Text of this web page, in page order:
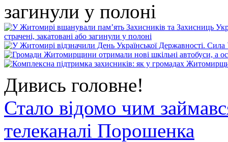
загинули у полоні
Дивись головне!
Стало відомо чим
телеканалі Порошенка